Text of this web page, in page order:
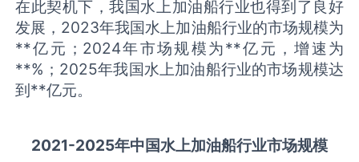
在此契机下，我国水上加油船行业也得到了良好
发展，2023年我国水上加油船行业的市场规模为
**亿元；2024年市场规模为**亿元，增速为
**%；2025年我国水上加油船行业的市场规模达
到**亿元。
2021-2025年中国水上加油船行业市场规模